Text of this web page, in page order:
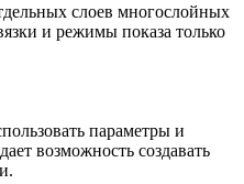
слоев многослойных
и режимы показа только
параметры и
возможность создавать